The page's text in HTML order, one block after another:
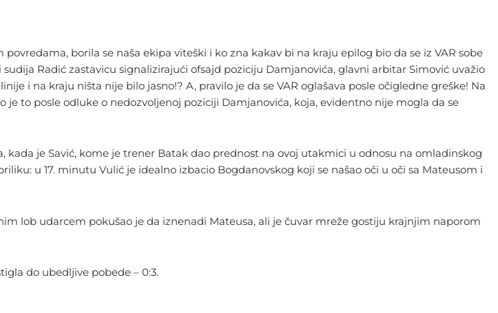
borila se naša ekipa viteški i ko zna kakav bi na kraju epilog bio da se iz VAR sobe
Radić zastavicu signalizirajući ofsajd poziciju Damjanovića, glavni arbitar Simović uvažio
i na kraju ništa nije bilo jasno!? A, pravilo je da se VAR oglašava posle očigledne greške! Na
to posle odluke o nedozvoljenoj poziciji Damjanovića, koja, evidentno nije mogla da se
je Savić, kome je trener Batak dao prednost na ovoj utakmici u odnosu na omladinskog
u 17. minutu Vulić je idealno izbacio Bogdanovskog koji se našao oči u oči sa Mateusom i
lob udarcem pokušao je da iznenadi Mateusa, ali je čuvar mreže gostiju krajnjim naporom
do ubedljive pobede – 0:3.